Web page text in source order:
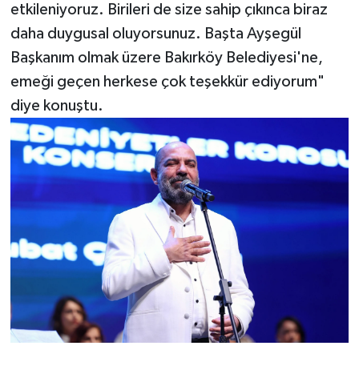
etkileniyoruz. Birileri de size sahip çıkınca biraz
daha duygusal oluyorsunuz. Başta Ayşegül
Başkanım olmak üzere Bakırköy Belediyesi'ne,
emeği geçen herkese çok teşekkür ediyorum"
diye konuştu.